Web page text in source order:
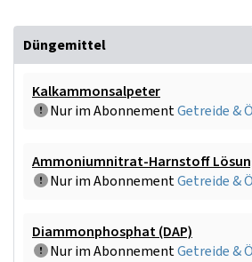
Düngemittel
Kalkammonsalpeter
Nur im AbonnementGetreide &
Ammoniumnitrat-Harnstoff
Nur im AbonnementGetreide &
Diammonphosphat (DAP)
Nur im AbonnementGetreide &